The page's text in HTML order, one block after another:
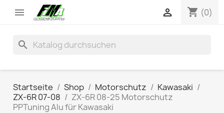
 shopping_cart (0)

search
Startseite Shop Motorschutz
Kawasaki
ZX-6R 07-08
ZX-6R 08-25 Motorschutz
PPTuning Alu für Kawasaki